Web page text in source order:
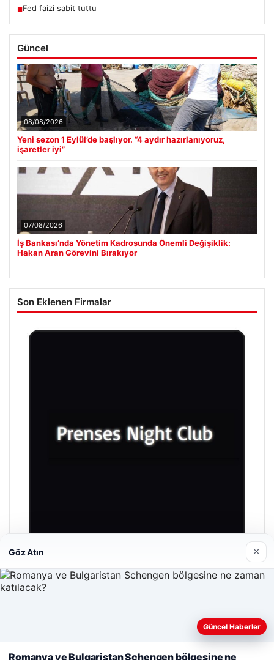
■TÜGVA’dan çocuklar için meydan şenlikleri
■Fed faizi sabit tuttu
Güncel
08/08/2026
işaretler iyi”
07/08/2026
Hakan Aran Görevini Bırakıyor
Prenses Night Club
Web sitemizi nasıl kullandığınızı daha iyi anlayabilmek,
Göz Atın ×
Güncel Haberler
Romanya ve Bulgaristan Schengen bölgesine ne